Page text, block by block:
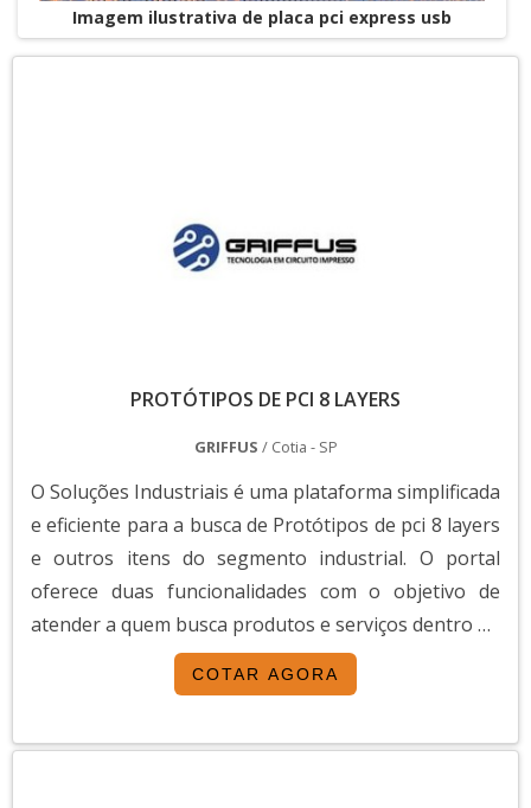
Imagem ilustrativa de placa pci express usb
PROTÓTIPOS DE PCI 8 LAYERS
GRIFFUS / Cotia - SP
O Soluções Industriais é uma plataforma simplificada
e eficiente para a busca de Protótipos de pci 8 layers
e outros itens do segmento industrial. O portal
oferece duas funcionalidades com o objetivo de
atender a quem busca produtos e serviços dentro do
segmento industrial ou empresas com interesse na
divulgação de seus produtos e serviços de forma
variedade de materiais como Protótipos de pci 8
COTAR AGORA